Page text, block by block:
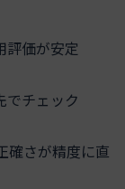
評価が安定
でチェック
確さが精度に直